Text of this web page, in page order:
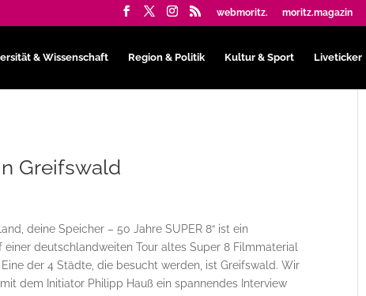
webmoritz. moritz.magazin
& Wissenschaft Region & Politik Kultur & Sport Liveticker
Greifswald
deine Speicher – 50 Jahre SUPER 8“ ist ein
einer deutschlandweiten Tour altes Super 8 Filmmaterial
der 4 Städte, die besucht werden, ist Greifswald. Wir
dem Initiator Philipp Hauß ein spannendes Interview